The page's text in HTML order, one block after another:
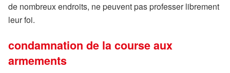
de nombreux endroits, ne peuvent pas professer librement
leur foi.
condamnation de la course aux
armements